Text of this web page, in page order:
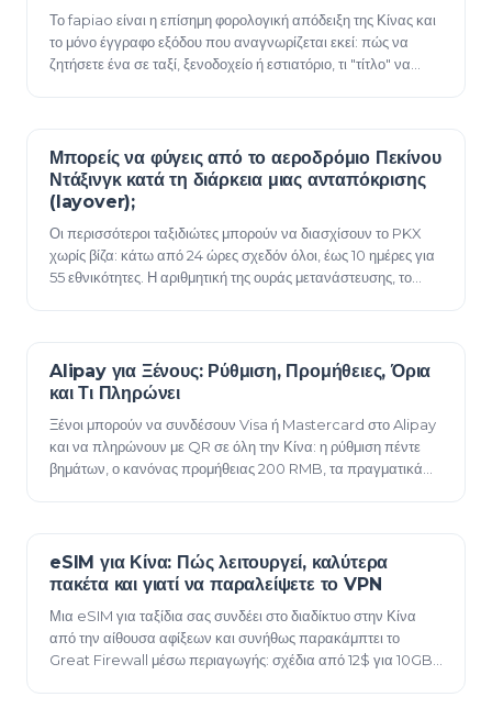
Το fapiao είναι η επίσημη φορολογική απόδειξη της Κίνας και
το μόνο έγγραφο εξόδου που αναγνωρίζεται εκεί: πώς να
ζητήσετε ένα σε ταξί, ξενοδοχείο ή εστιατόριο, τι "τίτλο" να
12 Ιουνίου 2026
Μπορείς να φύγεις από το αεροδρόμιο Πεκίνου
Ντάξινγκ κατά τη διάρκεια μιας ανταπόκρισης
(layover);
Οι περισσότεροι ταξιδιώτες μπορούν να διασχίσουν το PKX
χωρίς βίζα: κάτω από 24 ώρες σχεδόν όλοι, έως 10 ημέρες για
55 εθνικότητες. Η αριθμητική της ουράς μετανάστευσης, το
11 Ιουνίου 2026
Alipay για Ξένους: Ρύθμιση, Προμήθειες, Όρια
και Τι Πληρώνει
Ξένοι μπορούν να συνδέσουν Visa ή Mastercard στο Alipay
και να πληρώνουν με QR σε όλη την Κίνα: η ρύθμιση πέντε
βημάτων, ο κανόνας προμήθειας 200 RMB, τα πραγματικά
11 Ιουνίου 2026
eSIM για Κίνα: Πώς λειτουργεί, καλύτερα
πακέτα και γιατί να παραλείψετε το VPN
Μια eSIM για ταξίδια σας συνδέει στο διαδίκτυο στην Κίνα
από την αίθουσα αφίξεων και συνήθως παρακάμπτει το
Great Firewall μέσω περιαγωγής: σχέδια από 12$ για 10GB,